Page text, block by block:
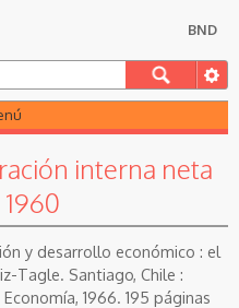
BND
interna neta
y desarrollo económico : el
Tagle. Santiago, Chile :
1966. 195 páginas